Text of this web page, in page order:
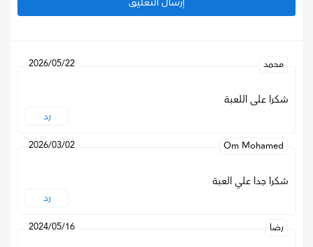
محمد 2026/05/22
شكرا على اللعبة
رد
Om Mohamed
2026/03/02
شكرا جدا علي العبة
رد
رضا 2024/05/16